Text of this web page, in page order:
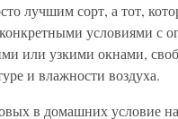
лучшим сорт, а тот,
условиями с
или узкими окнами,
и влажности воздуха.
в домашних условие